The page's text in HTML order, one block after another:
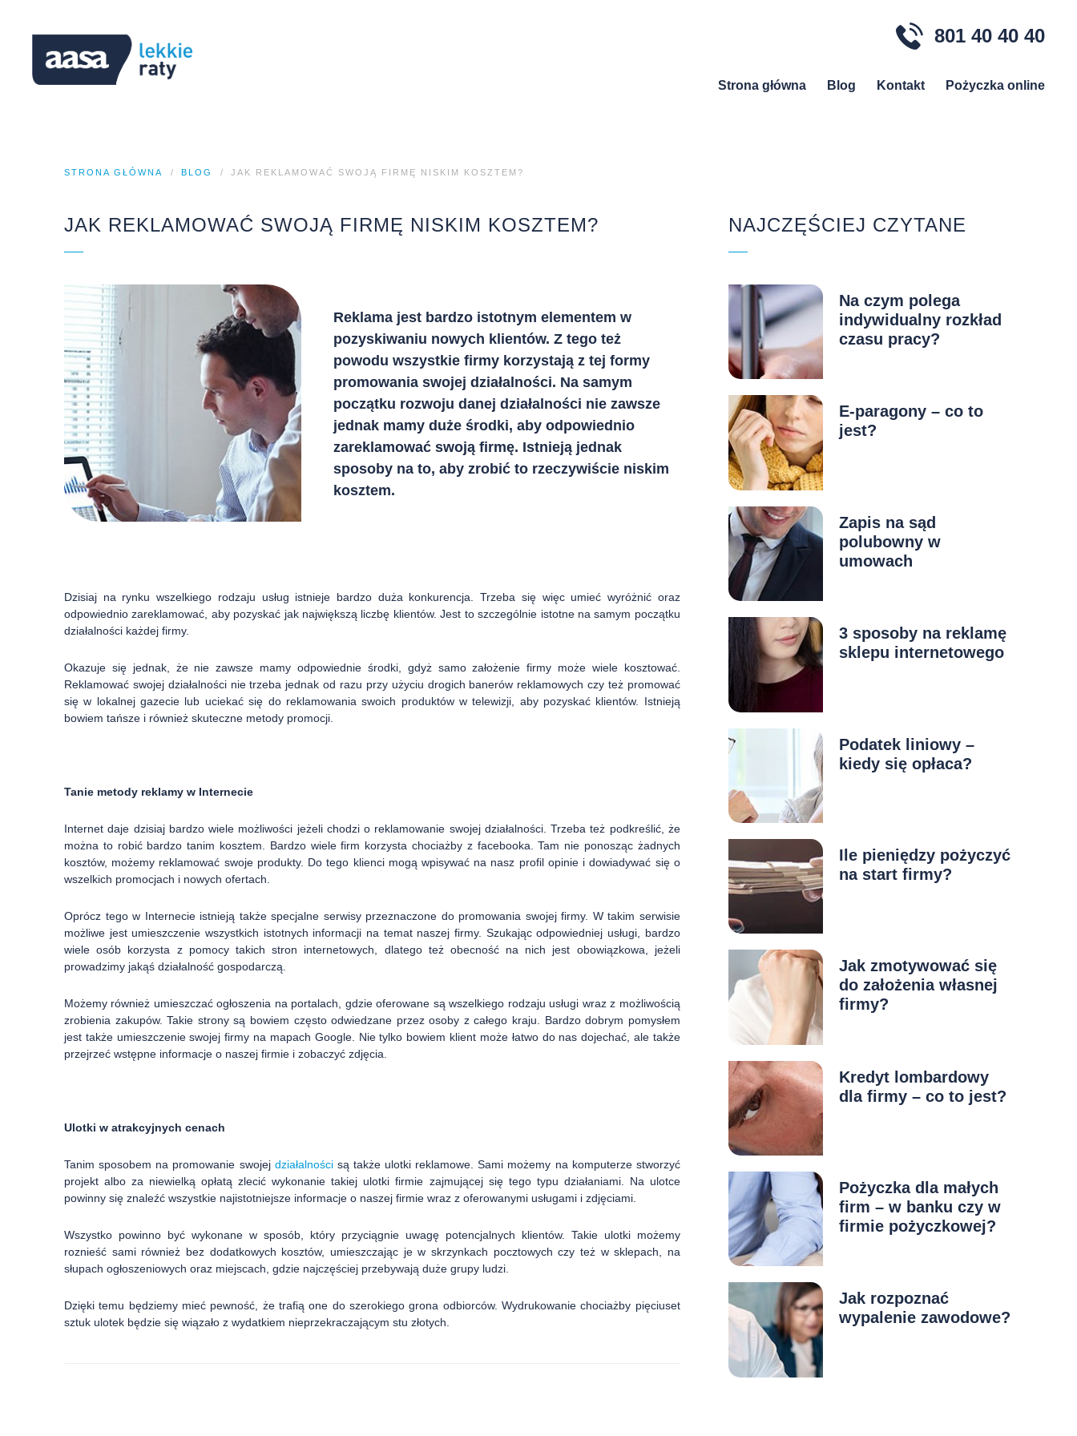
801 40 40 40
Strona główna Blog Kontakt Pożyczka online
STRONA GŁÓWNA BLOG JAK REKLAMOWAĆ SWOJĄ FIRMĘ NISKIM KOSZTEM?
JAK REKLAMOWAĆ SWOJĄ FIRMĘ NISKIM KOSZTEM?
Reklama jest bardzo istotnym elementem w
pozyskiwaniu nowych klientów. Z tego też
powodu wszystkie firmy korzystają z tej formy
promowania swojej działalności. Na samym
początku rozwoju danej działalności nie zawsze
jednak mamy duże środki, aby odpowiednio
zareklamować swoją firmę. Istnieją jednak
sposoby na to, aby zrobić to rzeczywiście niskim
kosztem.
Dzisiaj na rynku wszelkiego rodzaju usług istnieje bardzo duża konkurencja. Trzeba się więc umieć wyróżnić oraz
odpowiednio zareklamować, aby pozyskać jak największą liczbę klientów. Jest to szczególnie istotne na samym początku
działalności każdej firmy.
Okazuje się jednak, że nie zawsze mamy odpowiednie środki, gdyż samo założenie firmy może wiele kosztować.
Reklamować swojej działalności nie trzeba jednak od razu przy użyciu drogich banerów reklamowych czy też promować
się w lokalnej gazecie lub uciekać się do reklamowania swoich produktów w telewizji, aby pozyskać klientów. Istnieją
bowiem tańsze i również skuteczne metody promocji.
Tanie metody reklamy w Internecie
Internet daje dzisiaj bardzo wiele możliwości jeżeli chodzi o reklamowanie swojej działalności. Trzeba też podkreślić, że
można to robić bardzo tanim kosztem. Bardzo wiele firm korzysta chociażby z facebooka. Tam nie ponosząc żadnych
kosztów, możemy reklamować swoje produkty. Do tego klienci mogą wpisywać na nasz profil opinie i dowiadywać się o
wszelkich promocjach i nowych ofertach.
Oprócz tego w Internecie istnieją także specjalne serwisy przeznaczone do promowania swojej firmy. W takim serwisie
możliwe jest umieszczenie wszystkich istotnych informacji na temat naszej firmy. Szukając odpowiedniej usługi, bardzo
wiele osób korzysta z pomocy takich stron internetowych, dlatego też obecność na nich jest obowiązkowa, jeżeli
prowadzimy jakąś działalność gospodarczą.
Możemy również umieszczać ogłoszenia na portalach, gdzie oferowane są wszelkiego rodzaju usługi wraz z możliwością
zrobienia zakupów. Takie strony są bowiem często odwiedzane przez osoby z całego kraju. Bardzo dobrym pomysłem
jest także umieszczenie swojej firmy na mapach Google. Nie tylko bowiem klient może łatwo do nas dojechać, ale także
przejrzeć wstępne informacje o naszej firmie i zobaczyć zdjęcia.
Ulotki w atrakcyjnych cenach
Tanim sposobem na promowanie swojej działalnościsą także ulotki reklamowe. Sami możemy na komputerze stworzyć
projekt albo za niewielką opłatą zlecić wykonanie takiej ulotki firmie zajmującej się tego typu działaniami. Na ulotce
powinny się znaleźć wszystkie najistotniejsze informacje o naszej firmie wraz z oferowanymi usługami i zdjęciami.
Wszystko powinno być wykonane w sposób, który przyciągnie uwagę potencjalnych klientów. Takie ulotki możemy
roznieść sami również bez dodatkowych kosztów, umieszczając je w skrzynkach pocztowych czy też w sklepach, na
słupach ogłoszeniowych oraz miejscach, gdzie najczęściej przebywają duże grupy ludzi.
Dzięki temu będziemy mieć pewność, że trafią one do szerokiego grona odbiorców. Wydrukowanie chociażby pięciuset
sztuk ulotek będzie się wiązało z wydatkiem nieprzekraczającym stu złotych.
NAJCZĘŚCIEJ CZYTANE
Na czym polega
indywidualny rozkład
czasu pracy?
E-paragony – co to
jest?
Zapis na sąd
polubowny w
umowach
3 sposoby na reklamę
sklepu internetowego
Podatek liniowy –
kiedy się opłaca?
Ile pieniędzy pożyczyć
na start firmy?
Jak zmotywować się
do założenia własnej
firmy?
Kredyt lombardowy
dla firmy – co to jest?
Pożyczka dla małych
firm – w banku czy w
firmie pożyczkowej?
Jak rozpoznać
wypalenie zawodowe?